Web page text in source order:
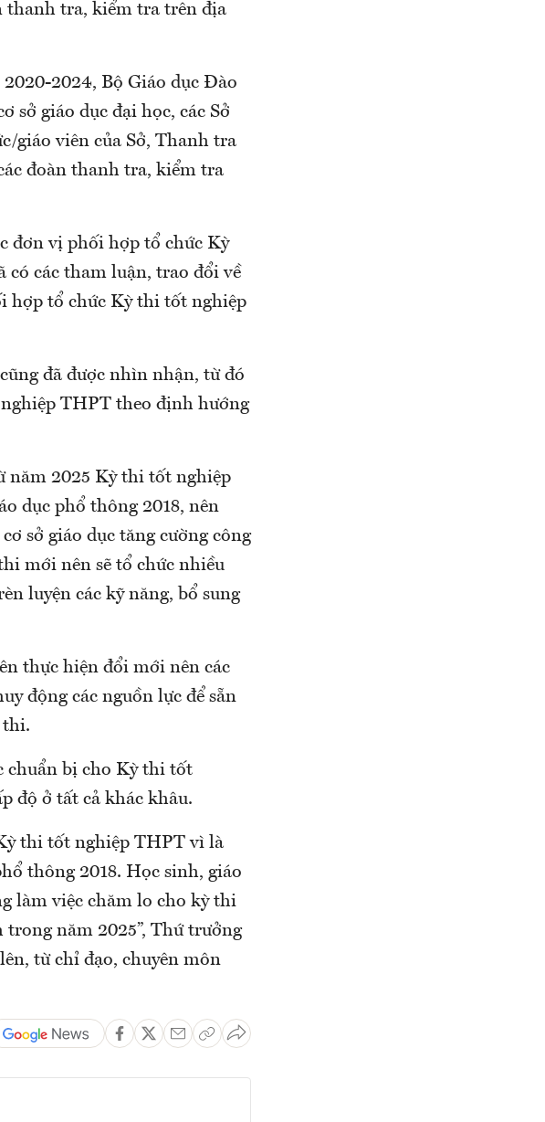
thanh tra, kiểm tra trên địa
2024, Bộ Giáo dục Đào
sở giáo dục đại học, các Sở
giáo viên của Sở, Thanh tra
đoàn thanh tra, kiểm tra
đơn vị phối hợp tổ chức Kỳ
có các tham luận, trao đổi về
hợp tổ chức Kỳ thi tốt nghiệp
đã được nhìn nhận, từ đó
THPT theo định hướng
năm 2025 Kỳ thi tốt nghiệp
dục phổ thông 2018, nên
sở giáo dục tăng cường công
mới nên sẽ tổ chức nhiều
luyện các kỹ năng, bổ sung
thực hiện đổi mới nên các
động các nguồn lực để sẵn
thi.
chuẩn bị cho Kỳ thi tốt
độ ở tất cả khác khâu.
thi tốt nghiệp THPT vì là
thông 2018. Học sinh, giáo
làm việc chăm lo cho kỳ thi
trong năm 2025”, Thứ trưởng
từ chỉ đạo, chuyên môn